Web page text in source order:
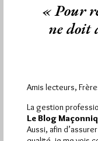
visiteset2 502
« Pour
ne doit
Amis lecteurs,
La gestion
Le Blog
Aussi, afin